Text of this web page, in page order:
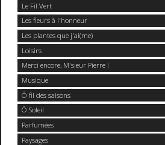
Le Fil Vert
Les fleurs à l'honneur
Les plantes que j'ai(me)
Loisirs
Merci encore, M'sieur Pierre !
Musique
Ô fil des saisons
Ô Soleil
Parfumées
Paysages